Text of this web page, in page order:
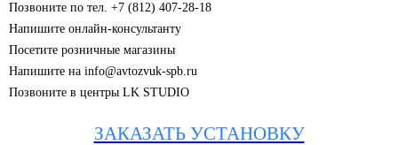
Позвоните по тел. +7 (812) 407-28-18
Напишите онлайн-консультанту
Посетите розничные магазины
Напишите на info@avtozvuk-spb.ru
Позвоните в центры LK STUDIO
ЗАКАЗАТЬ УСТАНОВКУ